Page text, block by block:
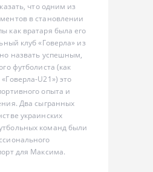
что одним из
в становлении
как вратаря была его
клуб «Говерла» из
назвать успешным,
футболиста (как
U21») это
опыта и
Два сыгранных
украинских
команд были
для Максима.